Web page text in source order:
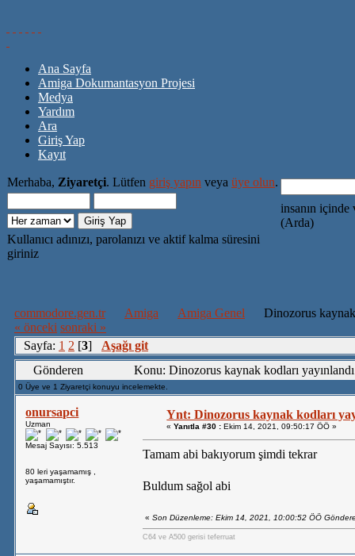
Ana Sayfa
Amiga Dokumantasyon Projesi
Medya
Yardım
Ara
Giriş Yap
Kayıt
Merhaba, Ziyaretçi. Lütfen giriş yapın veya üye olun.
Kullanıcı adınızı, parolanızı ve aktif kalma süresini
giriniz
insanın içinde
(Arda)
commodore.gen.tr Amiga Amiga Genel
Dinozorus
« önceki sonraki »
Sayfa: 1 2 [3] Aşağı git
Gönderen
Konu: Dinozorus kaynak kodları
0 Üye ve 1 Ziyaretçi konuyu incelemekte.
onursapci
Uzman
Mesaj Sayısı: 5.513
80 leri yaşamamış ,
yaşamamıştır.
Ynt: Dinozorus kaynak kodları
«Yanıtla #30 : Ekim 14, 2021, 09:50:17 ÖÖ »
Tamam abi bakıyorum şimdi tekrar
Buldum sağol abi
«Son Düzenleme: Ekim 14, 2021, 10:00:52 ÖÖ
C64 ve A500 gerisi teferruat